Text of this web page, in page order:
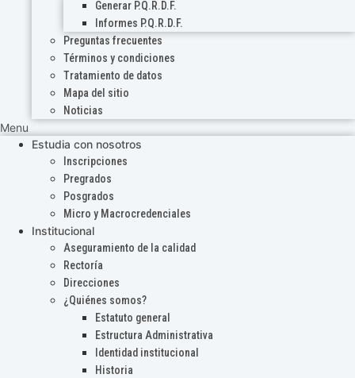
Generar P.Q.R.D.F.
Informes P.Q.R.D.F.
Preguntas frecuentes
Términos y condiciones
Tratamiento de datos
Mapa del sitio
Noticias
Menu
Estudia con nosotros
Inscripciones
Pregrados
Posgrados
Micro y Macrocredenciales
Institucional
Aseguramiento de la calidad
Rectoría
Direcciones
¿Quiénes somos?
Estatuto general
Estructura Administrativa
Identidad institucional
Historia